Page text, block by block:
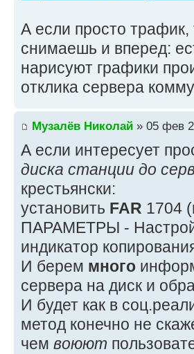
А если просто трафик,
снимаешь и вперед:
нарисуют графики
отклика сервера
Музалёв Николай » 05 фев
А если интересует
диска станции до
крестьянски:
установить FAR 1704
ПАРАМЕТРЫ -
индикатор
И берем много
сервера на диск и
И будет как в
метод конечно не
чем воюют